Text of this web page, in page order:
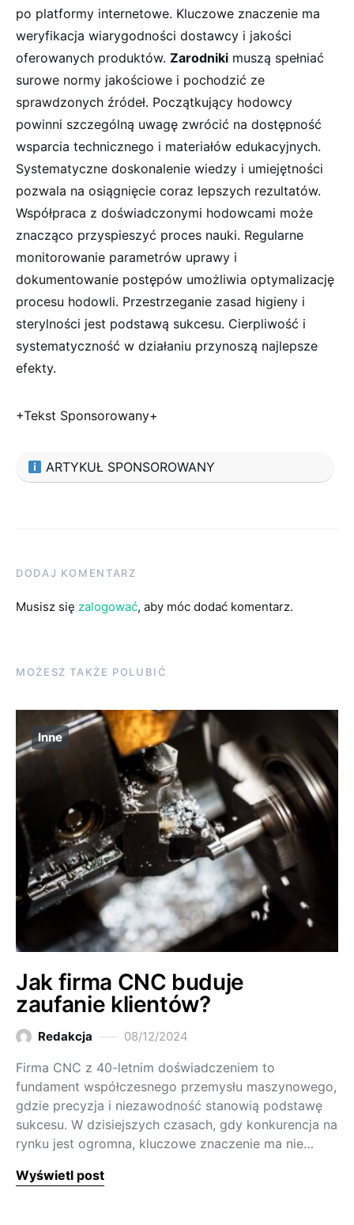
po platformy internetowe. Kluczowe znaczenie ma
weryfikacja wiarygodności dostawcy i jakości
oferowanych produktów. Zarodniki muszą spełniać
surowe normy jakościowe i pochodzić ze
sprawdzonych źródeł. Początkujący hodowcy
powinni szczególną uwagę zwrócić na dostępność
wsparcia technicznego i materiałów edukacyjnych.
Systematyczne doskonalenie wiedzy i umiejętności
pozwala na osiągnięcie coraz lepszych rezultatów.
Współpraca z doświadczonymi hodowcami może
znacząco przyspieszyć proces nauki. Regularne
monitorowanie parametrów uprawy i
dokumentowanie postępów umożliwia optymalizację
procesu hodowli. Przestrzeganie zasad higieny i
sterylności jest podstawą sukcesu. Cierpliwość i
systematyczność w działaniu przynoszą najlepsze
efekty.
+Tekst Sponsorowany+
ARTYKUŁ SPONSOROWANY
DODAJ KOMENTARZ
Musisz się zalogować, aby móc dodać komentarz.
MOŻESZ TAKŻE POLUBIĆ
Inne
Jak firma CNC buduje
zaufanie klientów?
Redakcja 08/12/2024
Firma CNC z 40-letnim doświadczeniem to
fundament współczesnego przemysłu maszynowego,
gdzie precyzja i niezawodność stanowią podstawę
sukcesu. W dzisiejszych czasach, gdy konkurencja na
rynku jest ogromna, kluczowe znaczenie ma nie…
Wyświetl post